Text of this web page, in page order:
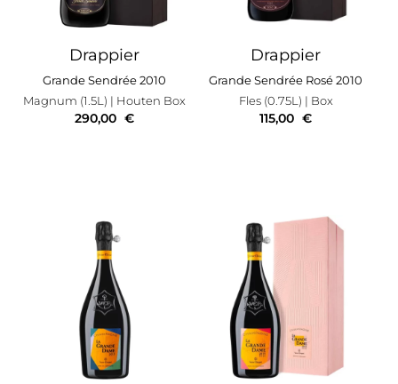
Drappier
Grande Sendrée 2010
Magnum (1.5L) | Houten Box
290,00 €
Drappier
Grande Sendrée Rosé 2010
Fles (0.75L) | Box
115,00 €